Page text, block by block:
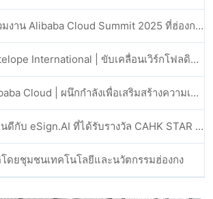
eSign.AI เข้าร่วมงาน Alibaba Cloud Summit 2025 ที่ฮ่องกง เพื่อขับเคลื่อนนวัตกรรมคลาวด์ที่ขับเคลื่อนด้วย AI และความเชื่อมั่นทางดิจิทัล
eSign.AI × Antelope International | ขับเคลื่อนเวิร์กโฟลดิจิทัลที่ปลอดภัยและขับเคลื่อนด้วย AI
eSign.AI × Alibaba Cloud | ผนึกกำลังเพื่อเสริมสร้างความเชื่อมั่นดิจิทัลระดับโลกสำหรับฟินเทค
ขอแสดงความยินดีกับ eSign.AI ที่ได้รับรางวัล CAHK STAR Award 2025
โดยชุมชนเทคโนโลยีและนวัตกรรมฮ่องกง